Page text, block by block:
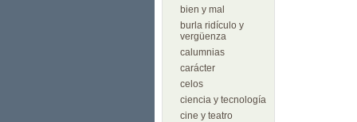
bien y mal
burla ridículo y
vergüenza
calumnias
carácter
celos
ciencia y tecnología
cine y teatro